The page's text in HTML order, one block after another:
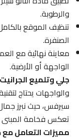
والرطوبة.
تنظيف الموقع بالكامل
الصنفرة.
معاينة نهائية مع
الواجهة أو الأرضية.
جلي وتلميع الجرانيت
والواجهات يحتاج
سيرفس، حيث نبرز جمال
تعكس فخامة المبنى من
مميزات التعامل مع